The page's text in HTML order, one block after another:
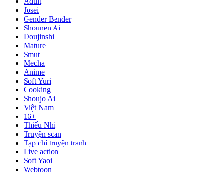
Josei
Gender Bender
Shounen Ai
Doujinshi
Mature
Smut
Mecha
Anime
Soft Yuri
Cooking
Shoujo Ai
Việt Nam
16+
Thiếu Nhi
Truyện scan
Tạp chí truyện tranh
Live action
Soft Yaoi
Webtoon